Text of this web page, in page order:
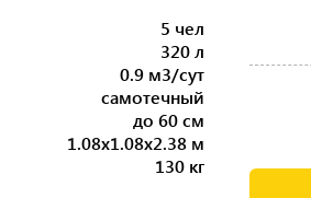
5 чел
320 л
0.9 м3/сут
самотечный
до 60 см
1.08x1.08x2.38 м
130 кг